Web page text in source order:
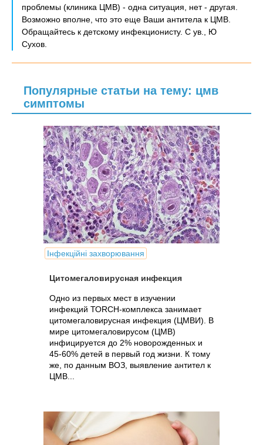
проблемы (клиника ЦМВ) - одна ситуация, нет - другая.
Возможно вполне, что это еще Ваши антитела к ЦМВ.
Обращайтесь к детскому инфекционисту. С ув., Ю
Сухов.
Популярные статьи на тему: цмв
симптомы
Інфекційні захворювання
Цитомегаловирусная инфекция
Одно из первых мест в изучении
инфекций ТОRСН-комплекса занимает
цитомегаловирусная инфекция (ЦМВИ). В
мире цитомегаловирусом (ЦМВ)
инфицируется до 2% новорожденных и
45-60% детей в первый год жизни. К тому
же, по данным ВОЗ, выявление антител к
ЦМВ...